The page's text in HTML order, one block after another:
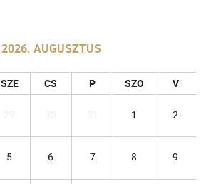
2026. AUGUSZTUS
SZE CS P SZO V
1 2
5 6 7 8 9